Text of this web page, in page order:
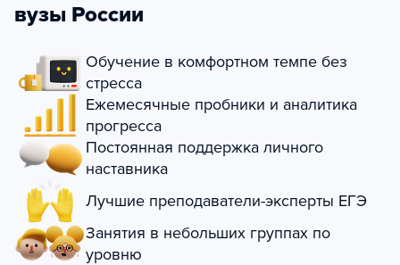
вузы России
Обучение в комфортном темпе без
стресса
Ежемесячные пробники и аналитика
прогресса
Постоянная поддержка личного
наставника
Лучшие преподаватели-эксперты ЕГЭ
Занятия в небольших группах по
уровню